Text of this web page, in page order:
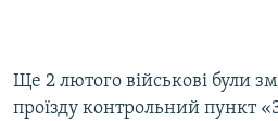
Ще 2 лютого військові були
проїзду контрольний пункт